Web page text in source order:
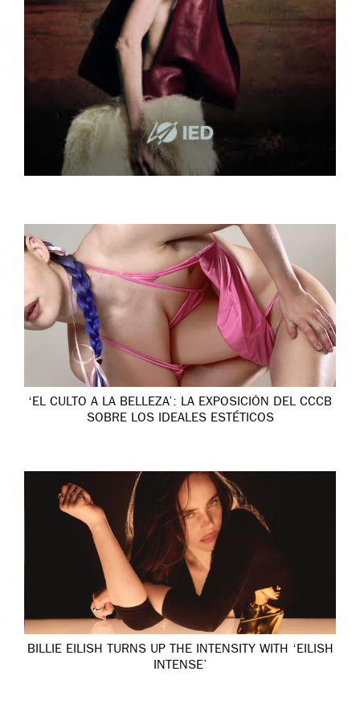
‘EL CULTO A LA BELLEZA’: LA EXPOSICIÓN DEL CCCB
SOBRE LOS IDEALES ESTÉTICOS
BILLIE EILISH TURNS UP THE INTENSITY WITH ‘EILISH
INTENSE’